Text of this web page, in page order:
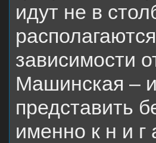
идут не в
зависимости
Машинская –
представить
именно к н и